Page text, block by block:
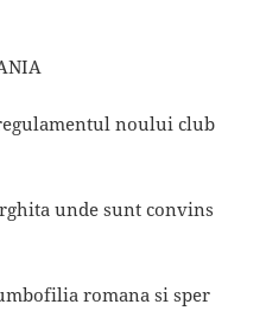
noului club
unde sunt convins
romana si sper